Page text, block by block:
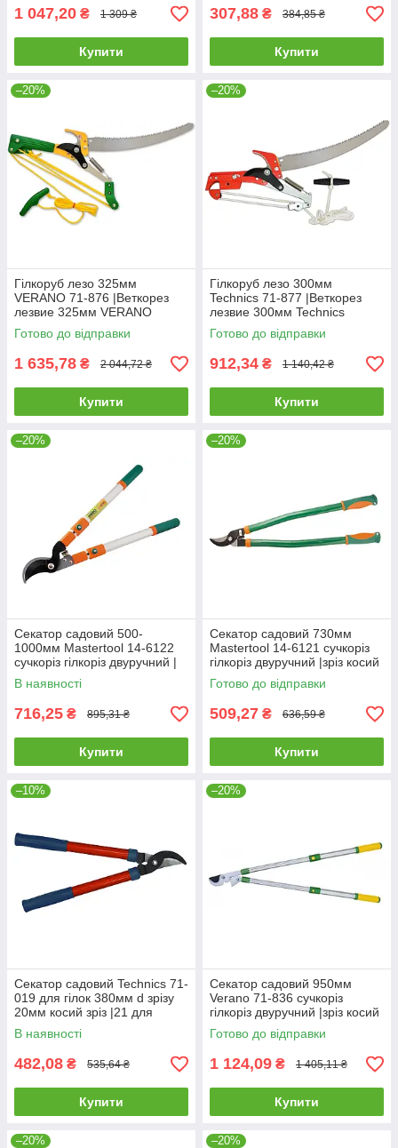
1 047,20 ₴ 1 309 ₴
Купити
307,88 ₴ 384,85 ₴
Купити
–20%
Гілкоруб лезо 325мм
VERANO 71-876 |Веткорез
лезвие 325мм VERANO
Готово до відправки
1 635,78 ₴ 2 044,72 ₴
Купити
–20%
Гілкоруб лезо 300мм
Technics 71-877 |Веткорез
лезвие 300мм Technics
Готово до відправки
912,34 ₴ 1 140,42 ₴
Купити
–20%
Секатор садовий 500-
1000мм Mastertool 14-6122
сучкоріз гілкоріз двуручний |
зріз косий 35мм для дерев
винограда кущів гілок квітів
В наявності
716,25 ₴ 895,31 ₴
Купити
–20%
Секатор садовий 730мм
Mastertool 14-6121 сучкоріз
гілкоріз двуручний |зріз косий
35мм для дерев винограда
кущів гілок квітів
Готово до відправки
509,27 ₴ 636,59 ₴
Купити
–10%
Секатор садовий Technics 71-
019 для гілок 380мм d зрізу
20мм косий зріз |21 для
обрізки дерев винограду
квітів для обрезки
В наявності
482,08 ₴ 535,64 ₴
Купити
–20%
Секатор садовий 950мм
Verano 71-836 сучкоріз
гілкоріз двуручний |зріз косий
45мм для дерев винограда
кущів гілок квітів
Готово до відправки
1 124,09 ₴ 1 405,11 ₴
Купити
–20% –20%